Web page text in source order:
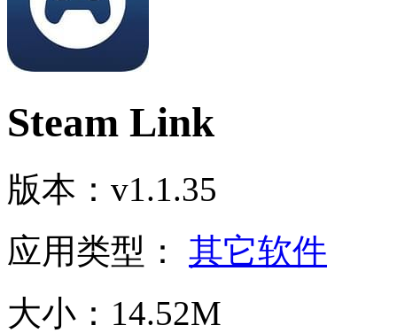
Steam Link
版本：v1.1.35
应用类型： 其它软件
大小：14.52M